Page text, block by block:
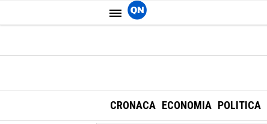
CRONACA ECONOMIA POLITICA